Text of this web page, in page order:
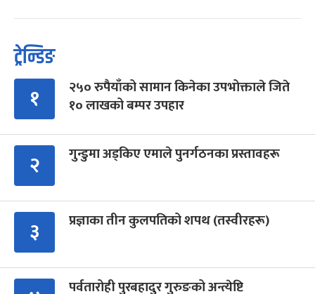
ट्रेन्डिङ
१
२५० रुपैयाँको सामान किनेका उपभोक्ताले जिते
१० लाखको बम्पर उपहार
२ गुन्डुमा अड्किए एमाले पुनर्गठनका प्रस्तावहरू
३ प्रज्ञाका तीन कुलपतिको शपथ (तस्वीरहरू)
पर्वतारोही पुरबहादुर गुरुङको अन्त्येष्टि